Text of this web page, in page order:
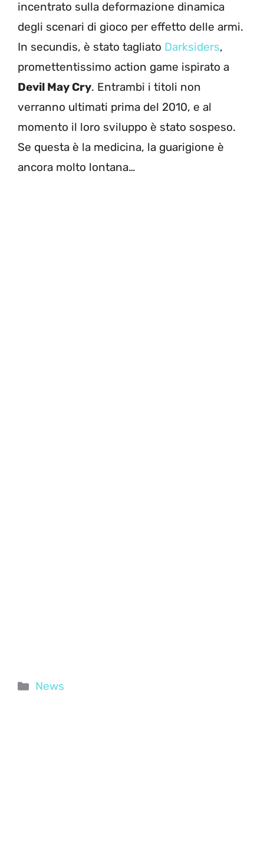
incentrato sulla deformazione dinamica
degli scenari di gioco per effetto delle armi.
In secundis, è stato tagliato Darksiders,
promettentissimo action game ispirato a
Devil May Cry. Entrambi i titoli non
verranno ultimati prima del 2010, e al
momento il loro sviluppo è stato sospeso.
Se questa è la medicina, la guarigione è
ancora molto lontana…
Categorie
News